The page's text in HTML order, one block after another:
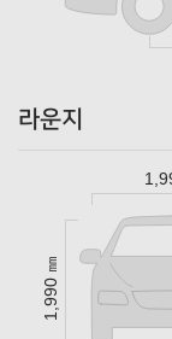
라운지
1,990 ㎜